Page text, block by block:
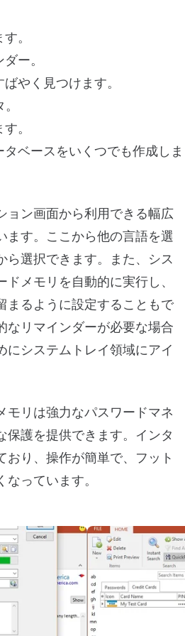
。
ー。
やく見つけます。
。
ベースをいくつでも作成しま
ョン画面から利用できる幅広
ます。ここから他の言語を選
ら選択できます。また、シス
メモリを自動的に実行し、
まるように設定することもで
なリマインダーが必要な場合
にシステムトレイ領域にアイ
モリは強力なパスワードマネ
保護を提供できます。インタ
おり、操作が簡単で、フット
っています。